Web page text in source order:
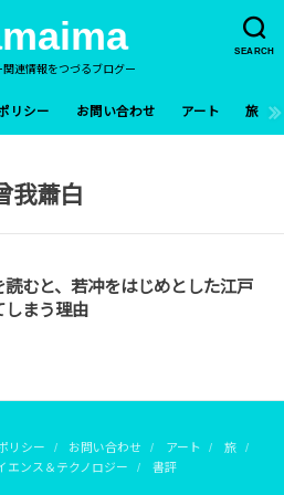
SEARCH
関連情報をつづるブログー
リシー お問い合わせ アート 旅
我蕭白
読むと、若冲をはじめとした江戸
しまう理由
リシー お問い合わせ アート
旅
エンス＆テクノロジー 書評